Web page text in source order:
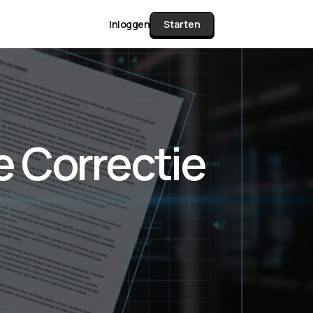
Matrix
alle pakketten en mogelijkheden
documenten verzamelen en facturen
tot controleren, boeken, bank
& klant dashboard.
Inloggen Starten
Correctie